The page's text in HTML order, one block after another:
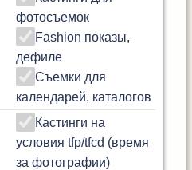
фотосъемок
Fashion показы,
дефиле
Съемки для
календарей, каталогов
Кастинги на
условия tfp/tfcd (время
за фотографии)